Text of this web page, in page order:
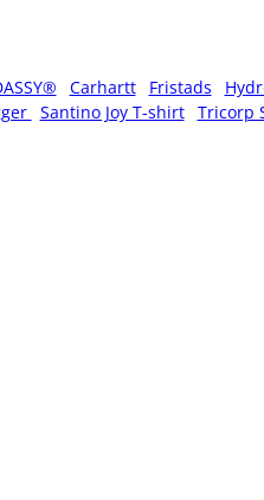
Carhartt Fristads
Santino Joy T-shirt
Tricorp